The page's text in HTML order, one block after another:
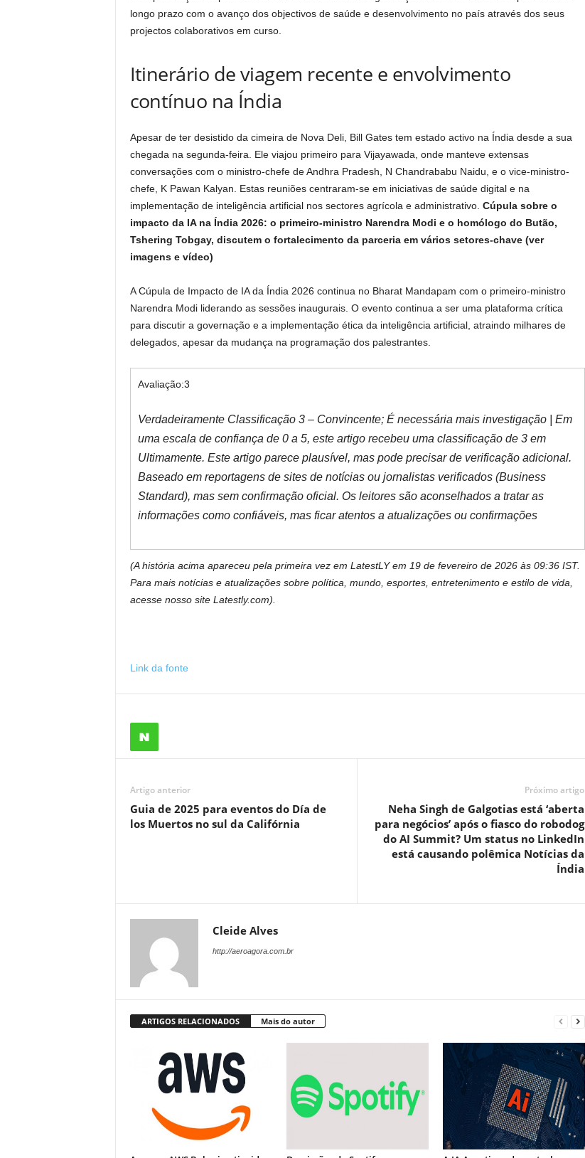
longo prazo com o avanço dos objectivos de saúde e desenvolvimento no país através dos seus
projectos colaborativos em curso.
Itinerário de viagem recente e envolvimento
contínuo na Índia
Apesar de ter desistido da cimeira de Nova Deli, Bill Gates tem estado activo na Índia desde a sua
chegada na segunda-feira. Ele viajou primeiro para Vijayawada, onde manteve extensas
conversações com o ministro-chefe de Andhra Pradesh, N Chandrababu Naidu, e o vice-ministro-
chefe, K Pawan Kalyan. Estas reuniões centraram-se em iniciativas de saúde digital e na
implementação de inteligência artificial nos sectores agrícola e administrativo. Cúpula sobre o
impacto da IA ​​na Índia 2026: o primeiro-ministro Narendra Modi e o homólogo do Butão,
Tshering Tobgay, discutem o fortalecimento da parceria em vários setores-chave (ver
imagens e vídeo)
A Cúpula de Impacto de IA da Índia 2026 continua no Bharat Mandapam com o primeiro-ministro
Narendra Modi liderando as sessões inaugurais. O evento continua a ser uma plataforma crítica
para discutir a governação e a implementação ética da inteligência artificial, atraindo milhares de
delegados, apesar da mudança na programação dos palestrantes.
Avaliação:3
Verdadeiramente Classificação 3 – Convincente; É necessária mais investigação | Em
uma escala de confiança de 0 a 5, este artigo recebeu uma classificação de 3 em
Ultimamente. Este artigo parece plausível, mas pode precisar de verificação adicional.
Baseado em reportagens de sites de notícias ou jornalistas verificados (Business
Standard), mas sem confirmação oficial. Os leitores são aconselhados a tratar as
informações como confiáveis, mas ficar atentos a atualizações ou confirmações
(A história acima apareceu pela primeira vez em LatestLY em 19 de fevereiro de 2026 às 09:36 IST.
Para mais notícias e atualizações sobre política, mundo, esportes, entretenimento e estilo de vida,
acesse nosso site Latestly.com).
Link da fonte
Artigo anterior
Guia de 2025 para eventos do Día de
los Muertos no sul da Califórnia
Próximo artigo
Neha Singh de Galgotias está ‘aberta
para negócios’ após o fiasco do robodog
do AI Summit? Um status no LinkedIn
está causando polêmica Notícias da
Índia
Cleide Alves
http://aeroagora.com.br
ARTIGOS RELACIONADOS Mais do autor